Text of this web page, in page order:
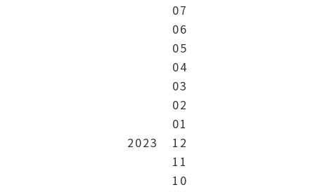
07
06
05
04
03
02
01
2023
12
11
10